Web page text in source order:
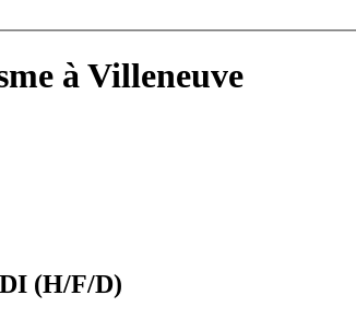
à Villeneuve
(H/F/D)